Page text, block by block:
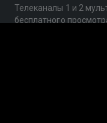
Телеканалы 1 и 2
бесплатного